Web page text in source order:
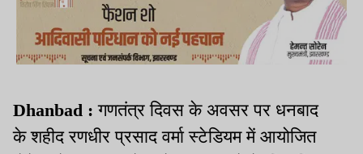
Dhanbad :गणतंत्र दिवस के अवसर पर धनबाद
के शहीद रणधीर प्रसाद वर्मा स्टेडियम में आयोजित